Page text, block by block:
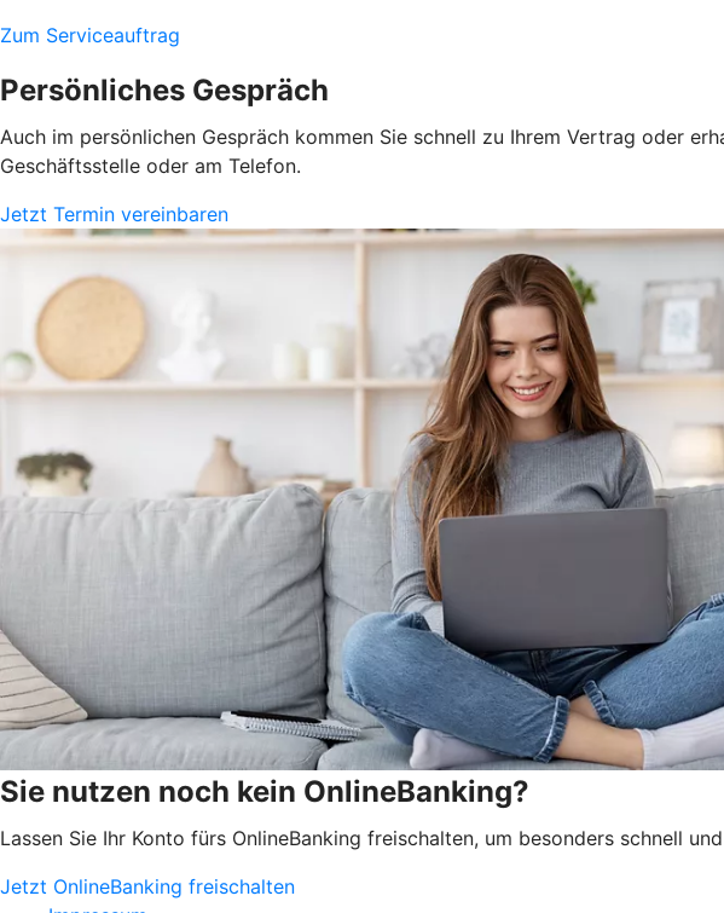
Zum Serviceauftrag
Persönliches Gespräch
Auch im persönlichen Gespräch kommen Sie schnell zu Ihrem Vertrag oder
Geschäftsstelle oder am Telefon.
Jetzt Termin vereinbaren
Sie nutzen noch kein OnlineBanking?
Lassen Sie Ihr Konto fürs OnlineBanking freischalten, um besonders schnell
Jetzt OnlineBanking freischalten